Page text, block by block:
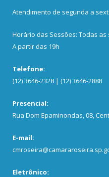
Atendimento de segunda a
Horário das Sessões: Todas
A partir das 19h
Telefone:
(12) 3646-2328 | (12) 3646-2888
Presencial:
Rua Dom Epaminondas, 08,
E-mail:
Eletrônico: